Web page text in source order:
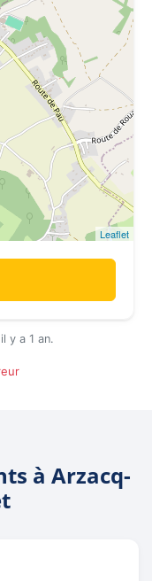
Leaflet
y a 1 an.
à Arzacq-